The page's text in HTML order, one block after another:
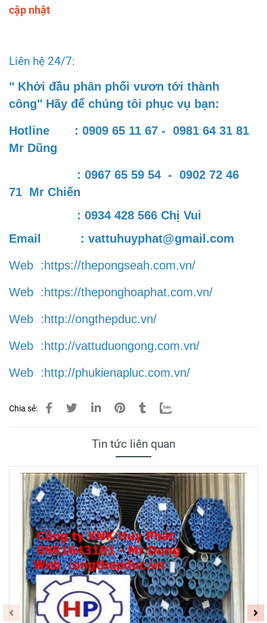
cập nhật
Liên hệ 24/7:
" Khởi đầu phân phối vươn tới thành
công" Hãy để chúng tôi phục vụ bạn:
Hotline : 0909 65 11 67 - 0981 64 31 81
Mr Dũng
: 0967 65 59 54 - 0902 72 46
71 Mr Chiến
: 0934 428 566 Chị Vui
Email : vattuhuyphat@gmail.com
Web :https://thepongseah.com.vn/
Web :https://theponghoaphat.com.vn/
Web :http://ongthepduc.vn/
Web :http://vattuduongong.com.vn/
Web :http://phukienapluc.com.vn/
Chia sẻ:
Tin tức liên quan